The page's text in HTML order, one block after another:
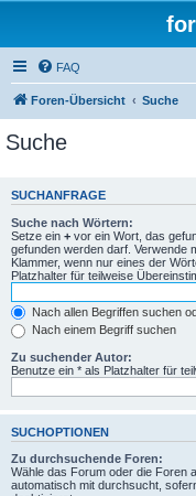
FAQ
Foren-Übersicht Suche
Suche
SUCHANFRAGE
Suche nach Wörtern:
Setze ein + vor ein Wort, das
gefunden werden darf. Verwende
Klammer, wenn nur eines der
Platzhalter für teilweise
Nach allen Begriffen suchen
Nach einem Begriff suchen
Zu suchender Autor:
Benutze ein * als Platzhalter für
SUCHOPTIONEN
Zu durchsuchende Foren:
Wähle das Forum oder die Foren
automatisch mit durchsucht,